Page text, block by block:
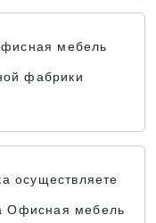
мебель
фабрики
осуществляете
Офисная мебель